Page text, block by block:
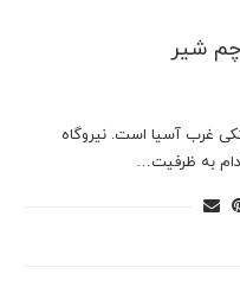
چم شیر
غرب آسیا است. نیروگاه
به ظرفیت…